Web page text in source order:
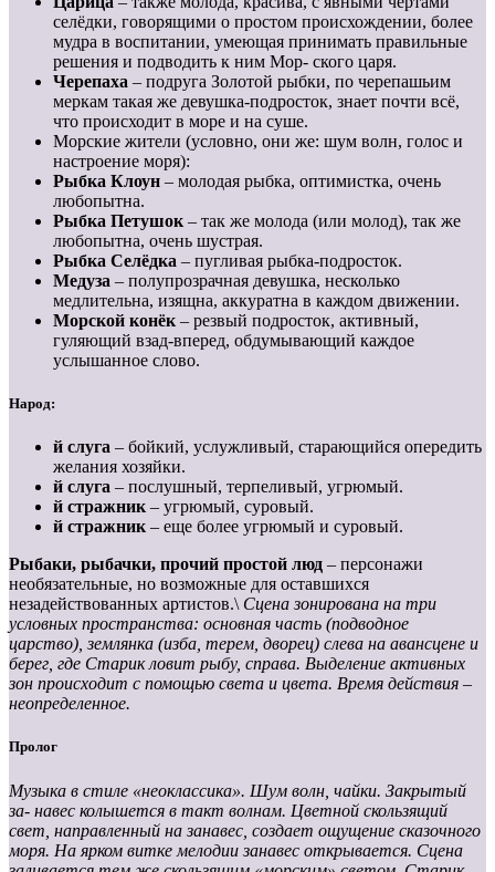
селёдки, говорящими о простом происхождении, более
мудра в воспитании, умеющая принимать правильные
решения и подводить к ним Мор- ского царя.
Черепаха – подруга Золотой рыбки, по черепашьим
меркам такая же девушка-подросток, знает почти всё,
что происходит в море и на суше.
Морские жители (условно, они же: шум волн, голос и
настроение моря):
Рыбка Клоун – молодая рыбка, оптимистка, очень
любопытна.
Рыбка Петушок – так же молода (или молод), так же
любопытна, очень шустрая.
Рыбка Селёдка – пугливая рыбка-подросток.
Медуза – полупрозрачная девушка, несколько
медлительна, изящна, аккуратна в каждом движении.
Морской конёк – резвый подросток, активный,
гуляющий взад-вперед, обдумывающий каждое
услышанное слово.
Народ:
й слуга – бойкий, услужливый, старающийся опередить
желания хозяйки.
й слуга – послушный, терпеливый, угрюмый.
й стражник – угрюмый, суровый.
й стражник – еще более угрюмый и суровый.
Рыбаки, рыбачки, прочий простой люд – персонажи
необязательные, но возможные для оставшихся
незадействованных артистов.\ Сцена зонирована на три
условных пространства: основная часть (подводное
царство), землянка (изба, терем, дворец) слева на авансцене и
берег, где Старик ловит рыбу, справа. Выделение активных
зон происходит с помощью света и цвета. Время действия –
неопределенное.
Пролог
Музыка в стиле «неоклассика». Шум волн, чайки. Закрытый
за- навес колышется в такт волнам. Цветной скользящий
свет, направленный на занавес, создает ощущение сказочного
моря. На ярком витке мелодии занавес открывается. Сцена